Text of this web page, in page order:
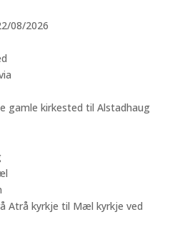
08/2026
gamle kirkested til Alstadhaug
Atrå kyrkje til Mæl kyrkje ved